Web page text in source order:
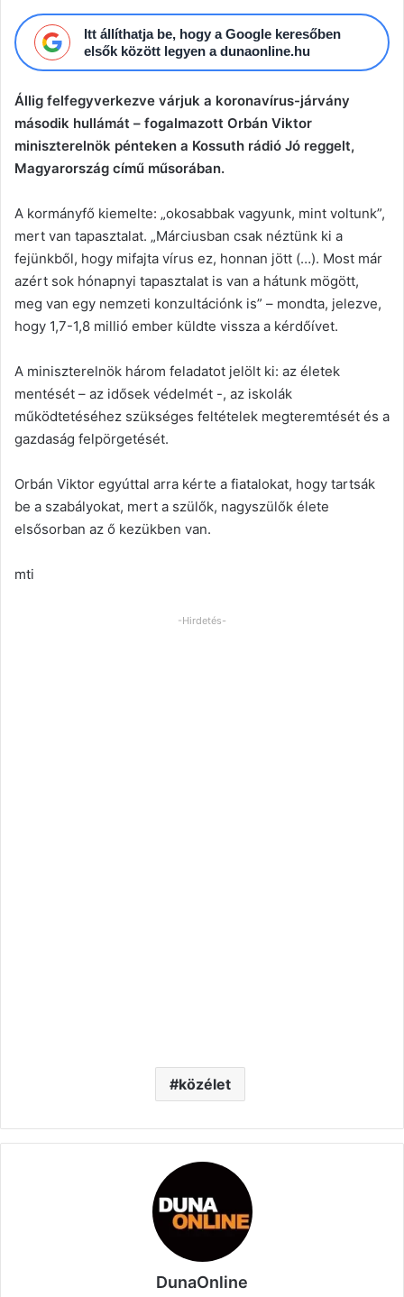
Itt állíthatja be, hogy a Google keresőben
elsők között legyen a dunaonline.hu
Állig felfegyverkezve várjuk a koronavírus-járvány
második hullámát – fogalmazott Orbán Viktor
miniszterelnök pénteken a Kossuth rádió Jó reggelt,
Magyarország című műsorában.
A kormányfő kiemelte: „okosabbak vagyunk, mint voltunk”,
mert van tapasztalat. „Márciusban csak néztünk ki a
fejünkből, hogy mifajta vírus ez, honnan jött (…). Most már
azért sok hónapnyi tapasztalat is van a hátunk mögött,
meg van egy nemzeti konzultációnk is” – mondta, jelezve,
hogy 1,7-1,8 millió ember küldte vissza a kérdőívet.
A miniszterelnök három feladatot jelölt ki: az életek
mentését – az idősek védelmét -, az iskolák
működtetéséhez szükséges feltételek megteremtését és a
gazdaság felpörgetését.
Orbán Viktor egyúttal arra kérte a fiatalokat, hogy tartsák
be a szabályokat, mert a szülők, nagyszülők élete
elsősorban az ő kezükben van.
mti
-Hirdetés-
közélet
DunaOnline